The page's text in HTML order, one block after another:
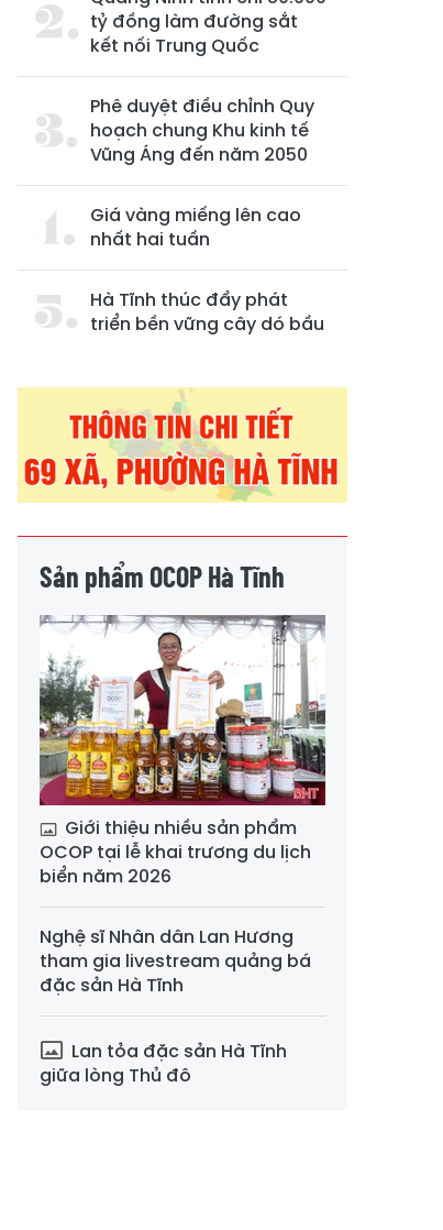
tỷ đồng làm đường sắt
kết nối Trung Quốc
Phê duyệt điều chỉnh Quy
hoạch chung Khu kinh tế
Vũng Áng đến năm 2050
Giá vàng miếng lên cao
nhất hai tuần
Hà Tĩnh thúc đẩy phát
triển bền vững cây dó bầu
Sản phẩm OCOP Hà Tĩnh
Giới thiệu nhiều sản phẩm
OCOP tại lễ khai trương du lịch
biển năm 2026
Nghệ sĩ Nhân dân Lan Hương
tham gia livestream quảng bá
đặc sản Hà Tĩnh
Lan tỏa đặc sản Hà Tĩnh
giữa lòng Thủ đô